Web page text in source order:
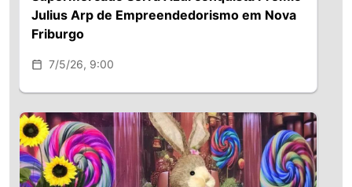
Julius Arp de Empreendedorismo em Nova
Friburgo
7/5/26, 9:00